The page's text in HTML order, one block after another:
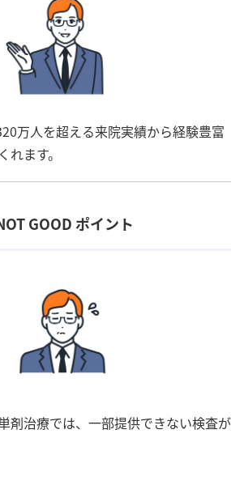
万人を超える来院実績から経験豊富
ます。
GOOD ポイント
剤治療では、一部提供できない検査が